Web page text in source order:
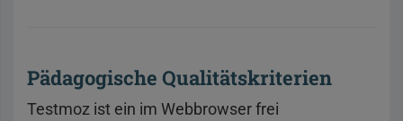
Pädagogische Qualitätskriterien
Testmoz ist ein im Webbrowser frei